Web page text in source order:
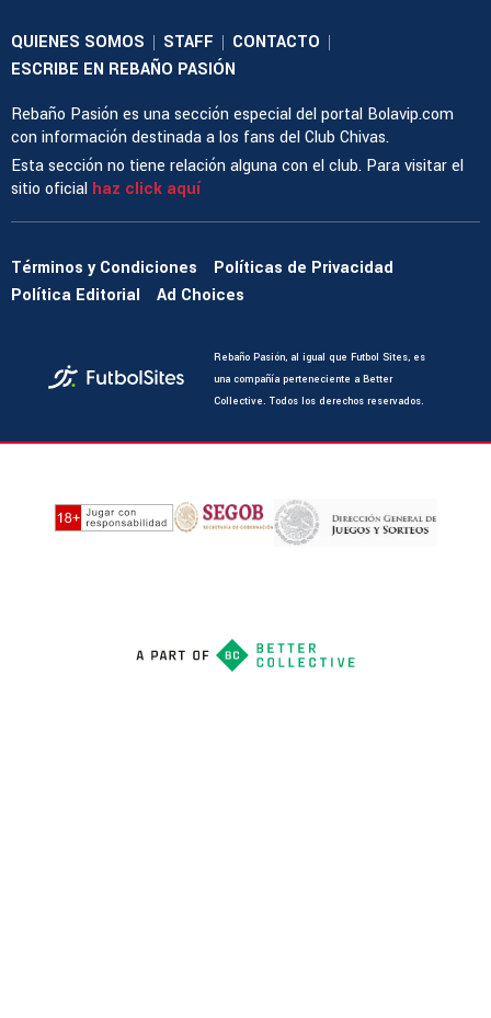
QUIENES SOMOS | STAFF | CONTACTO |
ESCRIBE EN REBAÑO PASIÓN
Rebaño Pasión es una sección especial del portal Bolavip.com
con información destinada a los fans del Club Chivas.
Esta sección no tiene relación alguna con el club. Para visitar el
sitio oficial haz click aquí
Términos y Condiciones
Políticas de Privacidad
Política Editorial
Ad Choices
Rebaño Pasión, al igual que Futbol Sites, es
una compañía perteneciente a Better
Collective. Todos los derechos reservados.